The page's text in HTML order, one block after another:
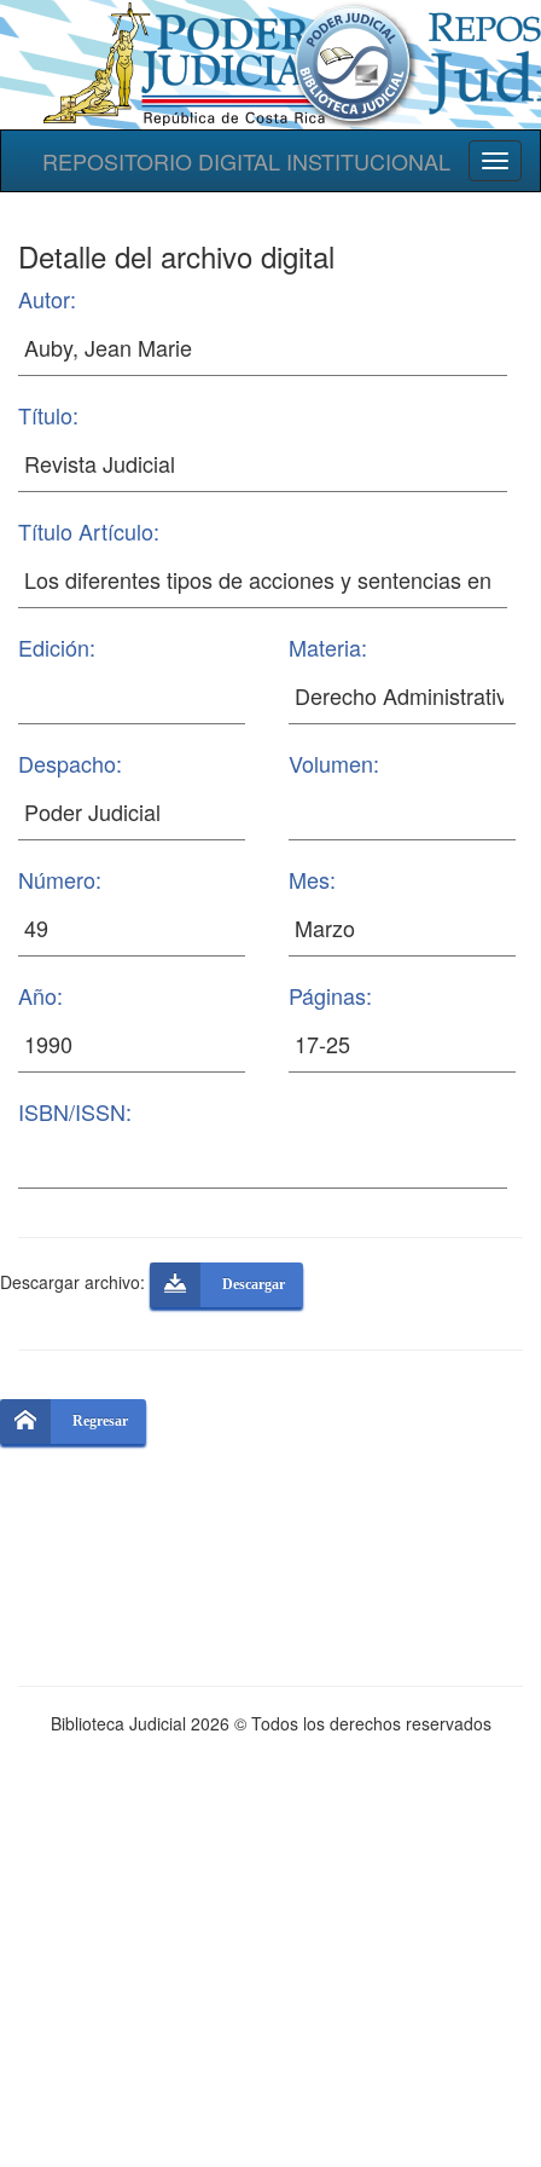
REPOSITORIO DIGITAL INSTITUCIONAL
Detalle del archivo digital
Autor:
Título:
Título Artículo:
Edición: Materia:
Despacho: Volumen:
Número: Mes:
Año: Páginas:
ISBN/ISSN:
Descargar archivo: Descargar
Regresar
Biblioteca Judicial 2026 © Todos los derechos reservados